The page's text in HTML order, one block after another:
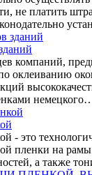
не платить
компаний,
оклеиванию
- это
пленки на
а также